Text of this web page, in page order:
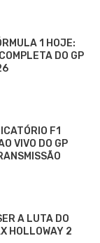
1 HOJE:
DO GP
F1
VIVO DO GP
A LUTA DO
HOLLOWAY 2